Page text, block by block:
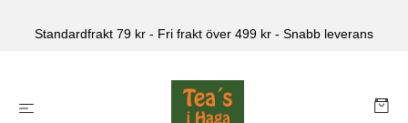
Standardfrakt 79 kr - Fri frakt över 499 kr - Snabb leverans